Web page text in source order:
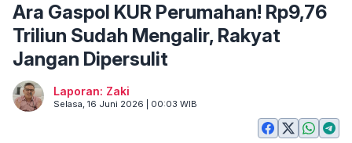
Ara Gaspol KUR Perumahan! Rp9,76
Triliun Sudah Mengalir, Rakyat
Jangan Dipersulit
Laporan: Zaki
Selasa, 16 Juni 2026 | 00:03 WIB